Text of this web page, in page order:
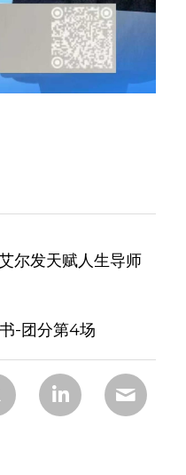
尔发天赋人生导师
-团分第4️场